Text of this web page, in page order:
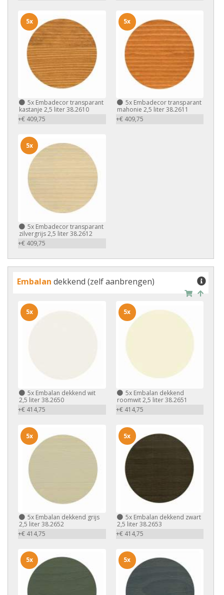
5x Embadecor transparant
kastanje 2,5 liter 38.2610
+€ 409,75
5x
5xEmbadecor transparant
mahonie 2,5 liter 38.2611
+€ 409,75
5x
5x Embadecor transparant
zilvergrijs 2,5 liter 38.2612
+€ 409,75
5x
Embalan dekkend (zelf aanbrengen)
5x Embalan dekkend wit
2,5 liter 38.2650
+€ 414,75
5x
5xEmbalan dekkend
roomwit 2,5 liter 38.2651
+€ 414,75
5x
5x Embalan dekkend grijs
2,5 liter 38.2652
+€ 414,75
5x
5xEmbalan dekkend zwart
2,5 liter 38.2653
+€ 414,75
5x
5x 5x